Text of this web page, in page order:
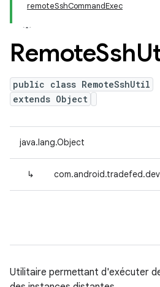
remoteSshCommandExec
RemoteSsh
public class RemoteSshUtil
extends Object
java.lang.Object
↳
Utilitaire permettant d'exécuter